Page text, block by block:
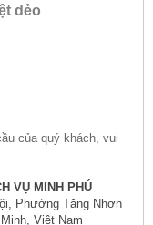
dẻo
của quý khách, vui
VỤ MINH PHÚ
Phường Tăng Nhơn
Việt Nam